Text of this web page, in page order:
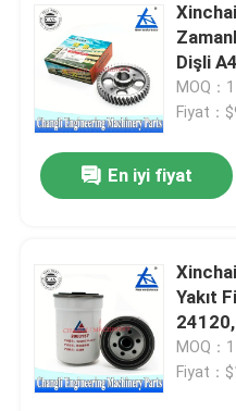
Dişli
için
MOQ：1
Fiyat：
En iyi fiyat
Yakıt
MOQ：1
Fiyat：